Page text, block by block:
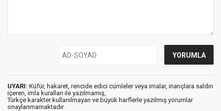
UYARI: Küfür, hakaret, rencide edici cümleler veya imalar, inançlara saldırı
içeren, imla kuralları ile yazılmamış,
Türkçe karakter kullanılmayan ve büyük harflerle yazılmış yorumlar
onaylanmamaktadır.